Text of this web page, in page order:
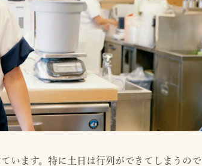
います。特に土日は行列ができてしまうので